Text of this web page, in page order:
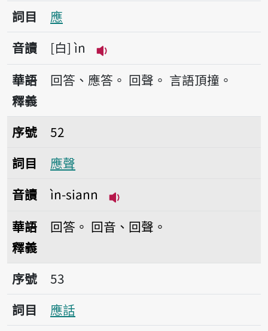
詞目
應
音讀
白 ìn
播放音讀ìn
華語
釋義
回答、應答。 回聲。 言語頂撞。
序號52應聲
序號
52
詞目
應聲
音讀
ìn-siann
華語
釋義
回答。 回音、回聲。
序號53應話
序號
53
詞目
應話